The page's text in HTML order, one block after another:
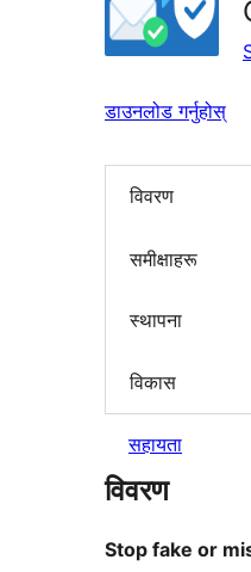
डाउनलोड गर्नुहोस्
विवरण
समीक्षाहरू
स्थापना
विकास
सहायता
विवरण
Stop fake or